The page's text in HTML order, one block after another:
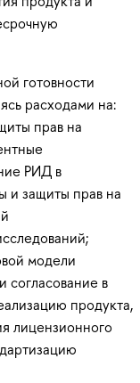
готовности
расходами на:
прав на
РИД в
и защиты прав на
модели
согласование в
продукта,
лицензионного